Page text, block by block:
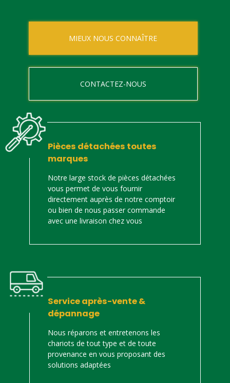
MIEUX NOUS CONNAÎTRE
CONTACTEZ-NOUS
Pièces détachées toutes
marques
Notre large stock de pièces détachées
vous permet de vous fournir
directement auprès de notre comptoir
ou bien de nous passer commande
avec une livraison chez vous
Service après-vente &
dépannage
Nous réparons et entretenons les
chariots de tout type et de toute
provenance en vous proposant des
solutions adaptées